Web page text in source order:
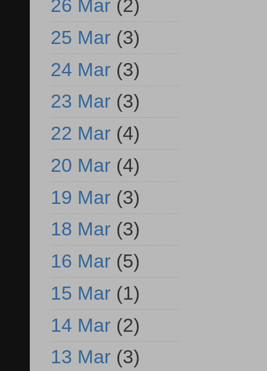
26 Mar (2)
25 Mar (3)
24 Mar (3)
23 Mar (3)
22 Mar (4)
20 Mar (4)
19 Mar (3)
18 Mar (3)
16 Mar (5)
15 Mar (1)
14 Mar (2)
13 Mar (3)